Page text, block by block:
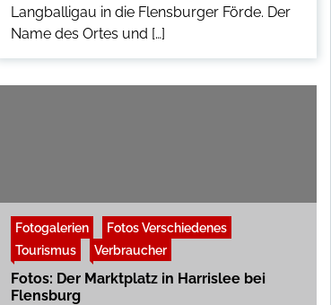
Langballigau in die Flensburger Förde. Der
Name des Ortes und […]
Fotogalerien
Fotos Verschiedenes
Tourismus
Verbraucher
Fotos: Der Marktplatz in Harrislee bei
Flensburg